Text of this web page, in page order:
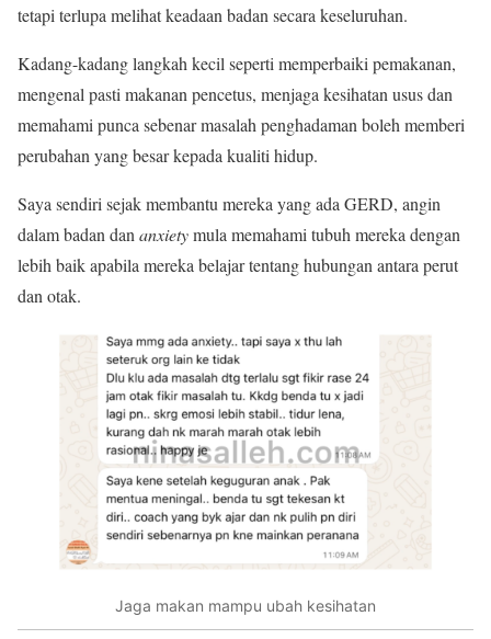
tetapi terlupa melihat keadaan badan secara keseluruhan.
Kadang-kadang langkah kecil seperti memperbaiki pemakanan,
mengenal pasti makanan pencetus, menjaga kesihatan usus dan
memahami punca sebenar masalah penghadaman boleh memberi
perubahan yang besar kepada kualiti hidup.
Saya sendiri sejak membantu mereka yang ada GERD, angin
dalam badan dan anxietymula memahami tubuh mereka dengan
lebih baik apabila mereka belajar tentang hubungan antara perut
dan otak.
Jaga makan mampu ubah kesihatan